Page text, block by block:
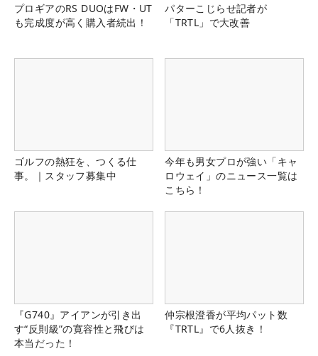
プロギアのRS DUOはFW・UT
も完成度が高く購入者続出！
パターこじらせ記者が
「TRTL」で大改善
ゴルフの熱狂を、つくる仕
事。｜スタッフ募集中
今年も男女プロが強い「キャ
ロウェイ」のニュース一覧は
こちら！
『G740』アイアンが引き出
す“反則級”の寛容性と飛びは
本当だった！
仲宗根澄香が平均パット数
『TRTL』で6人抜き！